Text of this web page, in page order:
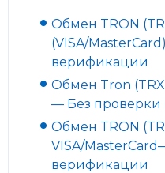
Обмен TRON
(VISA/
верификации
Обмен Tron
— Без
Обмен TRON
VISA/MasterCard
верификации